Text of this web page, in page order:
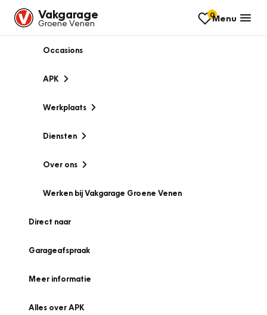
Vakgarage
Groene Venen
0Menu
Occasions
APK
Werkplaats
Diensten
Over ons
Werken bij Vakgarage Groene Venen
Direct naar
Garageafspraak
Meer informatie
Alles over APK